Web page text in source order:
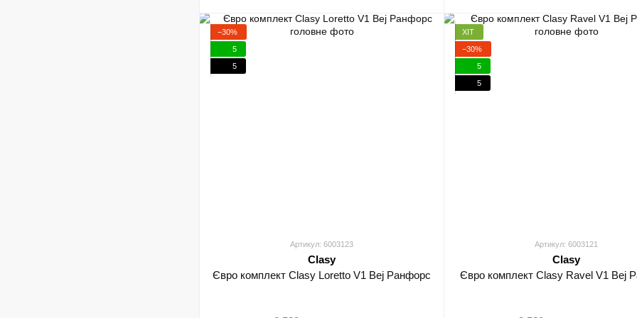
−30%
5
5
Артикул: 6003123
Clasy
Євро комплект Clasy Loretto V1 Bej Ранфорс
ХІТ
−30%
5
5
Артикул: 6003121
Clasy
Євро комплект Clasy Ravel V1 Bej